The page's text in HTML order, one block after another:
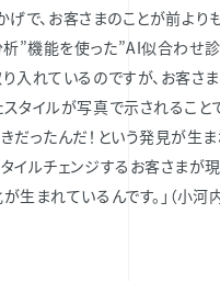
げで、お客さまのことが前より
析”機能を使った”AI似合わせ
入れているのですが、お客さ
タイルが写真で示されること
だったんだ！という発見が生ま
イルチェンジするお客さまが
生まれているんです。」（小河